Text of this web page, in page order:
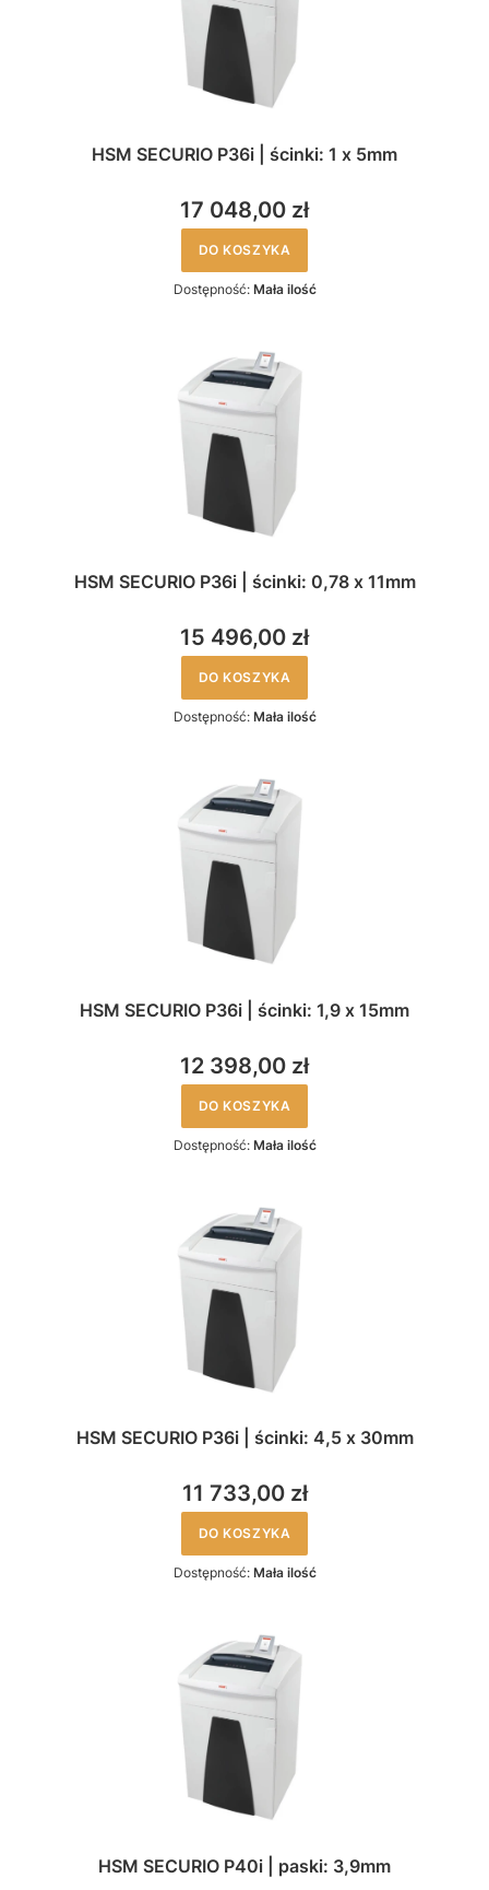
HSM SECURIO P36i | ścinki: 1 x 5mm
17 048,00 zł
DO KOSZYKA
Dostępność: Mała ilość
HSM SECURIO P36i | ścinki: 0,78 x 11mm
15 496,00 zł
DO KOSZYKA
Dostępność: Mała ilość
HSM SECURIO P36i | ścinki: 1,9 x 15mm
12 398,00 zł
DO KOSZYKA
Dostępność: Mała ilość
HSM SECURIO P36i | ścinki: 4,5 x 30mm
11 733,00 zł
DO KOSZYKA
Dostępność: Mała ilość
HSM SECURIO P40i | paski: 3,9mm